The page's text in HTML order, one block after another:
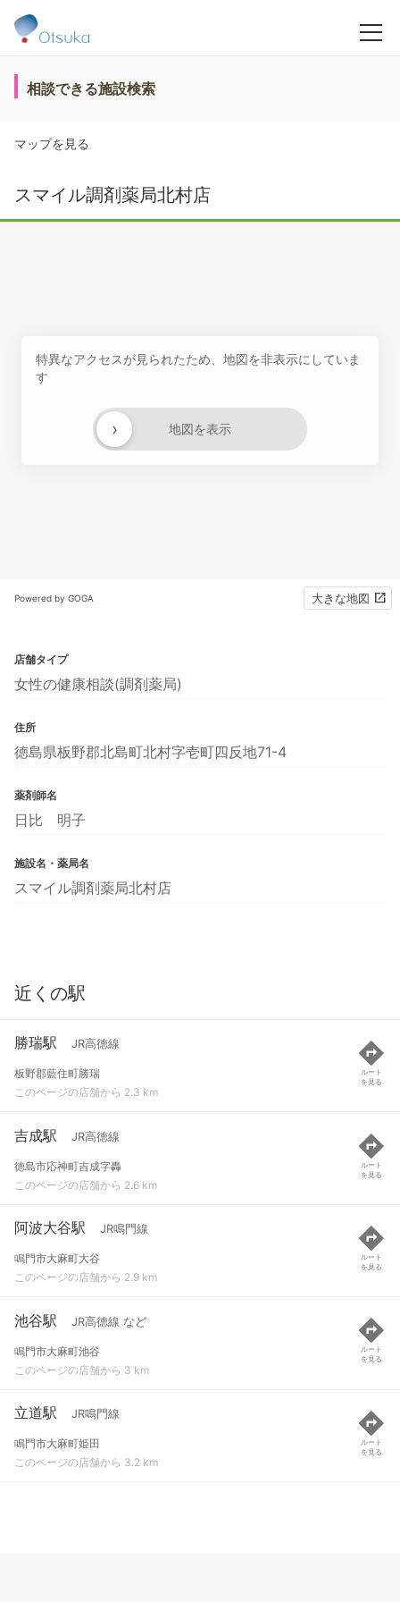
相談できる施設検索
マップを見る
スマイル調剤薬局北村店
特異なアクセスが見られたため、地図を非表示にしていま
す
地図を表示
›
Powered by GOGA 大きな地図
店舗タイプ
女性の健康相談(調剤薬局)
住所
徳島県板野郡北島町北村字壱町四反地71-4
薬剤師名
日比 明子
施設名・薬局名
スマイル調剤薬局北村店
近くの駅
勝瑞駅 JR高徳線
板野郡藍住町勝瑞
このページの店舗から 2.3 km
ルート
を見る
吉成駅 JR高徳線
徳島市応神町吉成字轟
このページの店舗から 2.6 km
ルート
を見る
阿波大谷駅 JR鳴門線
鳴門市大麻町大谷
このページの店舗から 2.9 km
ルート
を見る
池谷駅 JR高徳線 など
鳴門市大麻町池谷
このページの店舗から 3 km
ルート
を見る
立道駅 JR鳴門線
鳴門市大麻町姫田
このページの店舗から 3.2 km
ルート
を見る